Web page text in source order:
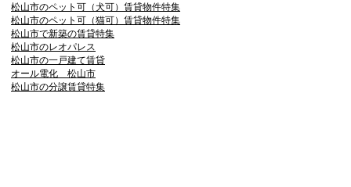
松山市のペット可（犬可）賃貸物件特集
松山市のペット可（猫可）賃貸物件特集
松山市で新築の賃貸特集
松山市のレオパレス
松山市の一戸建て賃貸
オール電化 松山市
松山市の分譲賃貸特集